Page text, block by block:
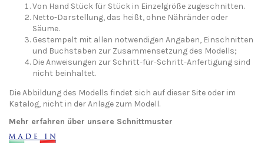
Von Hand Stück für Stück in Einzelgröße zugeschnitten.
Netto-Darstellung, das heißt, ohne Nähränder oder
Säume.
Gestempelt mit allen notwendigen Angaben, Einschnitten
und Buchstaben zur Zusammensetzung des Modells;
Die Anweisungen zur Schritt-für-Schritt-Anfertigung sind
nicht beinhaltet.
Die Abbildung des Modells findet sich auf dieser Site oder im
Katalog, nicht in der Anlage zum Modell.
Mehr erfahren über unsere Schnittmuster